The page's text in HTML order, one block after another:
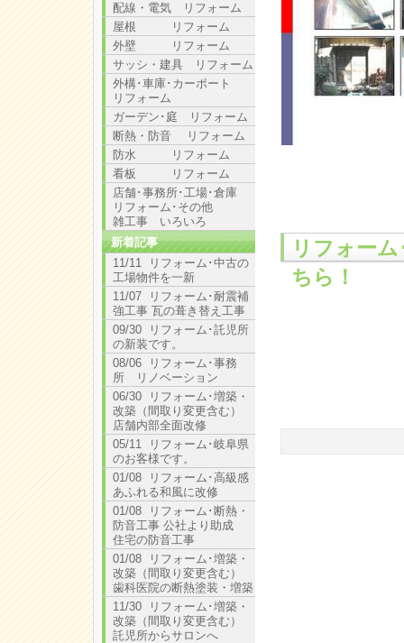
リフォー
ちら！
配線・電気 リフォーム
屋根 リフォーム
外壁 リフォーム
サッシ・建具 リフォーム
外構･車庫･カーポート
リフォーム
ガーデン･庭 リフォーム
断熱・防音 リフォーム
防水 リフォーム
看板 リフォーム
店舗･事務所･工場･倉庫
リフォーム･その他
雑工事 いろいろ
新着記事
11/11 リフォーム･中古の
工場物件を一新
11/07 リフォーム･耐震補
強工事 瓦の葺き替え工事
09/30 リフォーム･託児所
の新装です。
08/06 リフォーム･事務
所 リノベーション
06/30 リフォーム･増築・
改築（間取り変更含む）
店舗内部全面改修
05/11 リフォーム･岐阜県
のお客様です。
01/08 リフォーム･高級感
あふれる和風に改修
01/08 リフォーム･断熱・
防音工事 公社より助成
住宅の防音工事
01/08 リフォーム･増築・
改築（間取り変更含む）
歯科医院の断熱塗装・増築
11/30 リフォーム･増築・
改築（間取り変更含む）
託児所からサロンへ